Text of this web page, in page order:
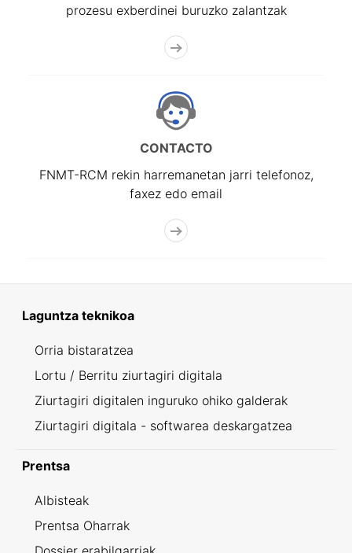
prozesu exberdinei buruzko zalantzak
CONTACTO
FNMT-RCM rekin harremanetan jarri telefonoz,
faxez edo email
Laguntza teknikoa
Orria bistaratzea
Lortu / Berritu ziurtagiri digitala
Ziurtagiri digitalen inguruko ohiko galderak
Ziurtagiri digitala - softwarea deskargatzea
Prentsa
Albisteak
Prentsa Oharrak